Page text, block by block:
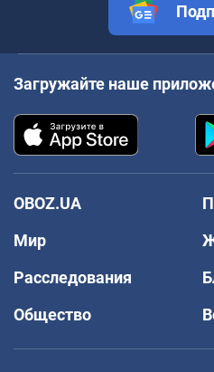
Загружайте наше
OBOZ.UA
Мир
Расследования
Общество